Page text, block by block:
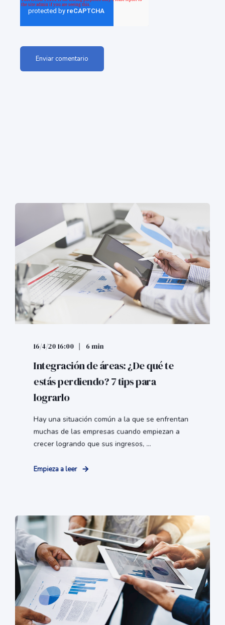
16/4/20 16:00 6 min
Integración de áreas: ¿De qué te
estás perdiendo? 7 tips para
lograrlo
Hay una situación común a la que se enfrentan
muchas de las empresas cuando empiezan a
crecer logrando que sus ingresos, ...
Empieza a leer